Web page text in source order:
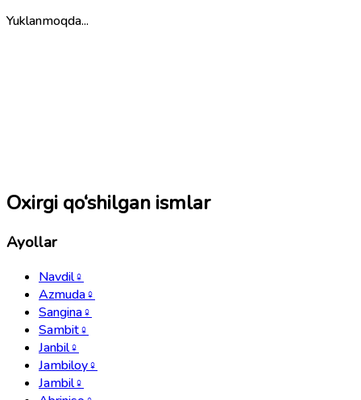
Yuklanmoqda...
Oxirgi qo‘shilgan ismlar
Ayollar
Navdil♀
Azmuda♀
Sangina♀
Sambit♀
Janbil♀
Jambiloy♀
Jambil♀